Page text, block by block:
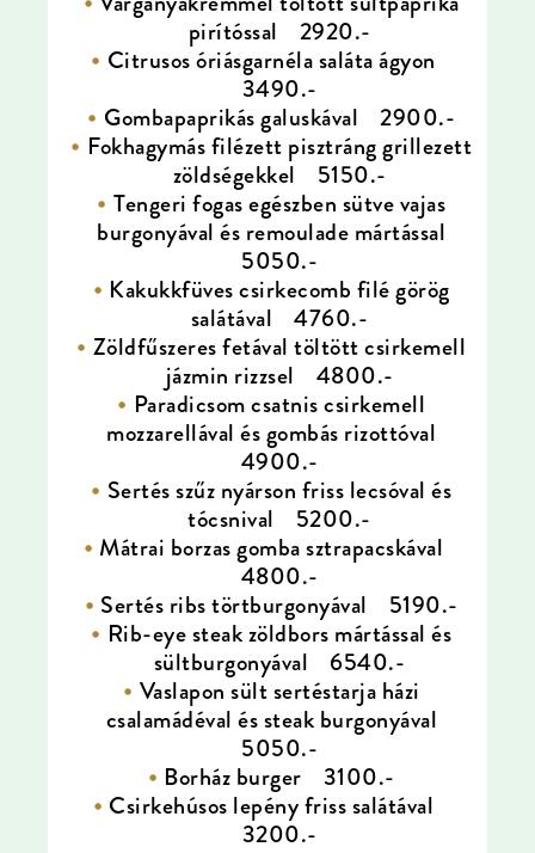
pirítóssal 2920.-
Citrusos óriásgarnéla saláta ágyon
3490.-
Gombapaprikás galuskával 2900.-
Fokhagymás filézett pisztráng grillezett
zöldségekkel 5150.-
Tengeri fogas egészben sütve vajas
burgonyával és remoulade mártással
5050.-
Kakukkfüves csirkecomb filé görög
salátával 4760.-
Zöldfűszeres fetával töltött csirkemell
jázmin rizzsel 4800.-
Paradicsom csatnis csirkemell
mozzarellával és gombás rizottóval
4900.-
Sertés szűz nyárson friss lecsóval és
tócsnival 5200.-
Mátrai borzas gomba sztrapacskával
4800.-
Sertés ribs törtburgonyával 5190.-
Rib-eye steak zöldbors mártással és
sültburgonyával 6540.-
Vaslapon sült sertéstarja házi
csalamádéval és steak burgonyával
5050.-
Borház burger 3100.-
Csirkehúsos lepény friss salátával
3200.-